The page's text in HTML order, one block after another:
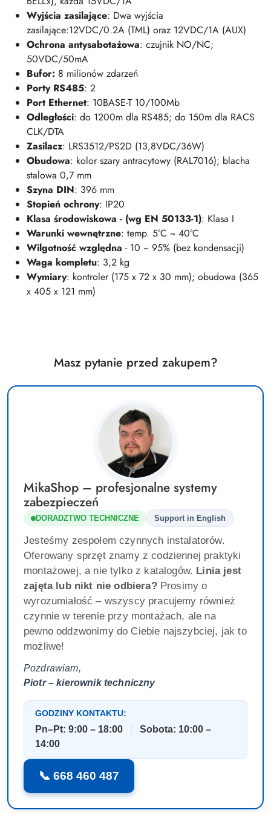
Wyjścia zasilające: Dwa wyjścia
zasilające:12VDC/0.2A (TML) oraz 12VDC/1A (AUX)
Ochrona antysabotażowa: czujnik NO/NC;
50VDC/50mA
Bufor: 8 milionów zdarzeń
Porty RS485: 2
Port Ethernet: 10BASE-T 10/100Mb
Odległości: do 1200m dla RS485; do 150m dla RACS
CLK/DTA
Zasilacz: LRS3512/PS2D (13,8VDC/36W)
Obudowa: kolor szary antracytowy (RAL7016); blacha
stalowa 0,7 mm
Szyna DIN: 396 mm
Stopień ochrony: IP20
Klasa środowiskowa - (wg EN 50133-1): Klasa I
Warunki wewnętrzne: temp. 5°C ~ 40°C
Wilgotność względna - 10 ~ 95% (bez kondensacji)
Waga kompletu: 3,2 kg
Wymiary: kontroler (175 x 72 x 30 mm); obudowa (365
x 405 x 121 mm)
Masz pytanie przed zakupem?
MikaShop – profesjonalne systemy
zabezpieczeń
DORADZTWO TECHNICZNE Support in English
Jesteśmy zespołem czynnych instalatorów.
Oferowany sprzęt znamy z codziennej praktyki
montażowej, a nie tylko z katalogów. Linia jest
zajęta lub nikt nie odbiera?Prosimy o
wyrozumiałość – wszyscy pracujemy również
czynnie w terenie przy montażach, ale na
pewno oddzwonimy do Ciebie najszybciej, jak to
możliwe!
Pozdrawiam,
Piotr – kierownik techniczny
GODZINY KONTAKTU:
Pn–Pt: 9:00 – 18:00
Sobota: 10:00 –
14:00
📞 668 460 487